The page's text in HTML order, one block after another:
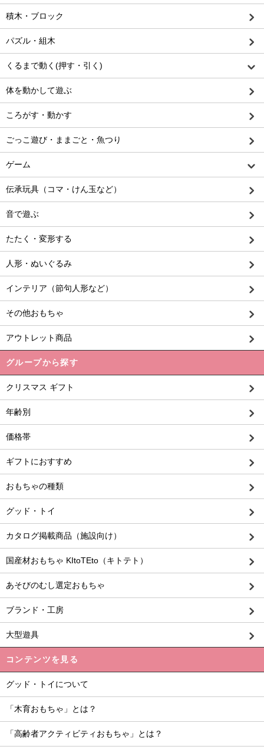
積木・ブロック
パズル・組木
くるまで動く(押す・引く)
体を動かして遊ぶ
ころがす・動かす
ごっこ遊び・ままごと・魚つり
ゲーム
伝承玩具（コマ・けん玉など）
音で遊ぶ
たたく・変形する
人形・ぬいぐるみ
インテリア（節句人形など）
その他おもちゃ
アウトレット商品
グループから探す
クリスマス ギフト
年齢別
価格帯
ギフトにおすすめ
おもちゃの種類
グッド・トイ
カタログ掲載商品（施設向け）
国産材おもちゃ KItoTEto（キトテト）
あそびのむし選定おもちゃ
ブランド・工房
大型遊具
コンテンツを見る
グッド・トイについて
「木育おもちゃ」とは？
「高齢者アクティビティおもちゃ」とは？